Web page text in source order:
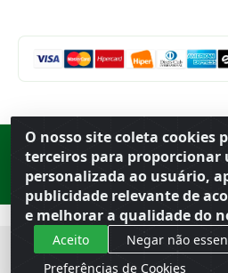
O nosso site coleta cookies
terceiros para proporcionar
personalizada ao usuário,
publicidade relevante de
e melhorar a qualidade do
Aceito
Negar não
Preferências de Cookies
13.669-899· CNPJ 56.679.863/0001-91
© 2026 Atacado Ideal